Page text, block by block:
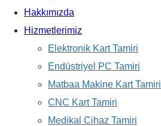
Hakkımızda
Hizmetlerimiz
Elektronik Kart Tamiri
Endüstriyel PC Tamiri
Matbaa Makine Kart Tamiri
CNC Kart Tamiri
Medikal Cihaz Tamiri